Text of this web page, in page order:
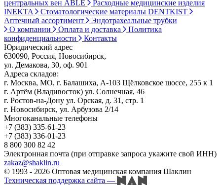
центральных вен ABLE
Расходные медицинские изделия
INEKTA
Стоматологические материалы DENTKIST
Аптечный ассортимент
Эндотрахеальные трубки
О компании
Оплата и доставка
Политика
конфиденциальности
Контакты
Юридический адрес
630090, Россия, Новосибирск,
ул. Демакова, 30, оф. 901
Адреса складов:
г. Москва, МО, г. Балашиха, А-103 Щёлковское шоссе, 255 к 1
г. Артём (Владивосток) ул. Солнечная, 46
г. Ростов-на-Дону ул. Орская, д. 31, стр. 1
г. Новосибирск, ул. Арбузова 2/14
Многоканальные телефоны
+7 (383) 335-61-23
+7 (383) 336-01-23
8 800 300 82 42
Электронная почта (при отправке запроса укажите свой ИНН)
zakaz@shaklin.ru
© 1993 - 2026 Оптовая медицинская компания Шаклин
Техническая поддержка сайта —